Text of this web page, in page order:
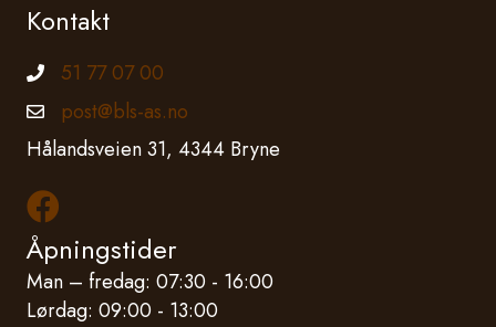
Kontakt
Telefonnummer
51 77 07 00
Epostadresse
post@bls-as.no
Hålandsveien 31, 4344 Bryne
Les mer om oss på Facebook
Åpningstider
Man – fredag: 07:30 - 16:00
Lørdag: 09:00 - 13:00